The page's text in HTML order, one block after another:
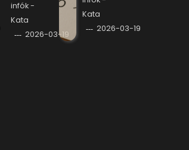
infók -
Kata
2026-03-19
Kata
2026-03-19